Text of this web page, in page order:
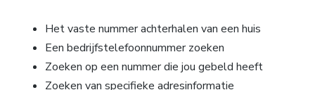
Het vaste nummer achterhalen van een huis
Een bedrijfstelefoonnummer zoeken
Zoeken op een nummer die jou gebeld heeft
Zoeken van specifieke adresinformatie